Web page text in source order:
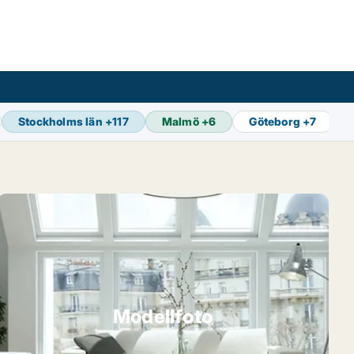
Stockholms län +117 Malmö+6 Göteborg +7
Modellfoto